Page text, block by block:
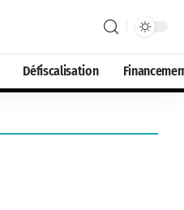
Défiscalisation